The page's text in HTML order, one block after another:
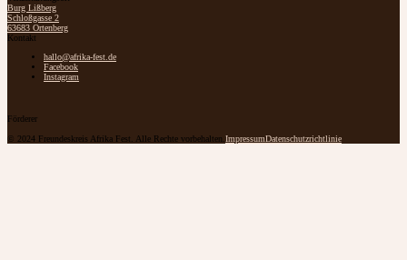
Burg Lißberg
Schloßgasse 2
63683 Ortenberg
Kontakt
hallo@afrika-fest.de
Facebook
Instagram
Förderer
© 2024 Freundeskreis Afrika Fest. Alle Rechte vorbehalten. ImpressumDatenschutzrichtlinie